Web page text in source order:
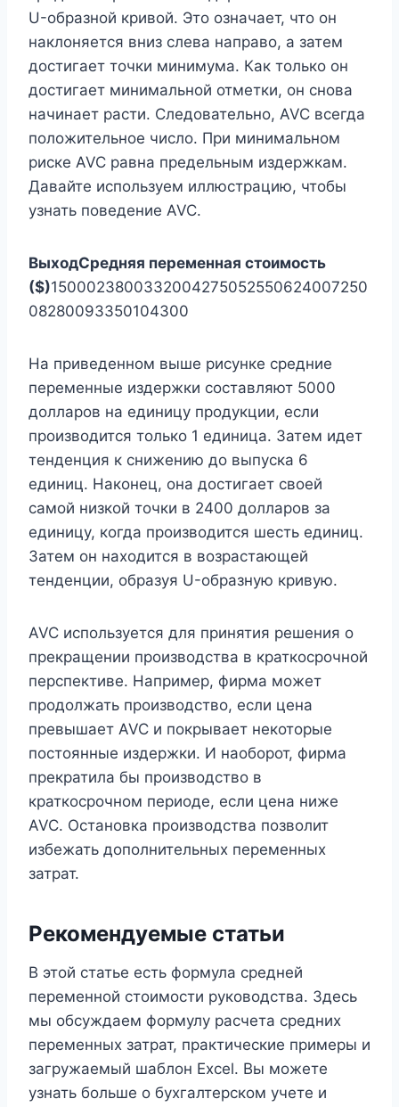
U-образной кривой. Это означает, что он
наклоняется вниз слева направо, а затем
достигает точки минимума. Как только он
достигает минимальной отметки, он снова
начинает расти. Следовательно, AVC всегда
положительное число. При минимальном
риске AVC равна предельным издержкам.
Давайте используем иллюстрацию, чтобы
узнать поведение AVC.
ВыходСредняя переменная стоимость
($)1500023800332004275052550624007250
08280093350104300
На приведенном выше рисунке средние
переменные издержки составляют 5000
долларов на единицу продукции, если
производится только 1 единица. Затем идет
тенденция к снижению до выпуска 6
единиц. Наконец, она достигает своей
самой низкой точки в 2400 долларов за
единицу, когда производится шесть единиц.
Затем он находится в возрастающей
тенденции, образуя U-образную кривую.
AVC используется для принятия решения о
прекращении производства в краткосрочной
перспективе. Например, фирма может
продолжать производство, если цена
превышает AVC и покрывает некоторые
постоянные издержки. И наоборот, фирма
прекратила бы производство в
краткосрочном периоде, если цена ниже
AVC. Остановка производства позволит
избежать дополнительных переменных
затрат.
Рекомендуемые статьи
В этой статье есть формула средней
переменной стоимости руководства. Здесь
мы обсуждаем формулу расчета средних
переменных затрат, практические примеры и
загружаемый шаблон Excel. Вы можете
узнать больше о бухгалтерском учете и